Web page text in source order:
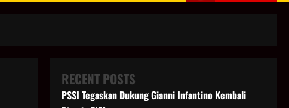
RECENT POSTS
PSSI Tegaskan Dukung Gianni Infantino Kembali